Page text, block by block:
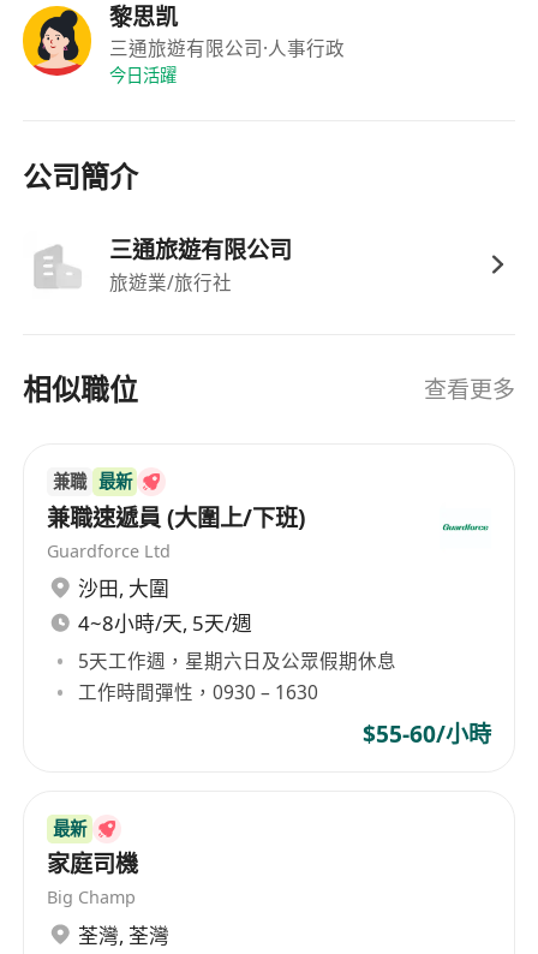
黎思凯
三通旅遊有限公司·人事行政
今日活躍
公司簡介
三通旅遊有限公司
旅遊業/旅行社
相似職位 查看更多
兼職 最新
兼職速遞員 (大圍上/下班)
Guardforce Ltd
沙田, 大圍
4~8小時/天, 5天/週
5天工作週，星期六日及公眾假期休息
工作時間彈性，0930 – 1630
$55-60/小時
最新
家庭司機
Big Champ
荃灣, 荃灣